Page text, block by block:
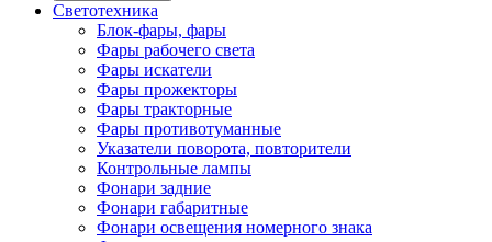
Светотехника
Блок-фары, фары
Фары рабочего света
Фары искатели
Фары прожекторы
Фары тракторные
Фары противотуманные
Указатели поворота, повторители
Контрольные лампы
Фонари задние
Фонари габаритные
Фонари освещения номерного знака